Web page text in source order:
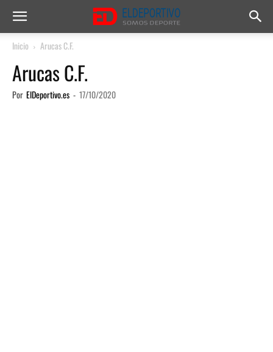
Inicio Arucas C.F.
Arucas C.F.
Por ElDeportivo.es - 17/10/2020